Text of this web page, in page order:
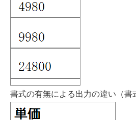
書式の有無による出力の違い（書